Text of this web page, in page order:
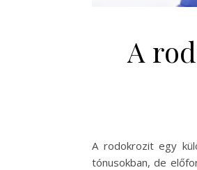
A
A rodokrozit egy
tónusokban, de